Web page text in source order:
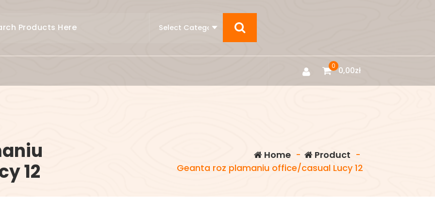
0 0,00zł
12
Home - Product -
Geanta roz plamaniu office/casual Lucy 12